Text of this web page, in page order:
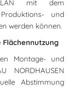
mit dem
und
werden können.
Montage- und
NORDHAUSEN
Abstimmung